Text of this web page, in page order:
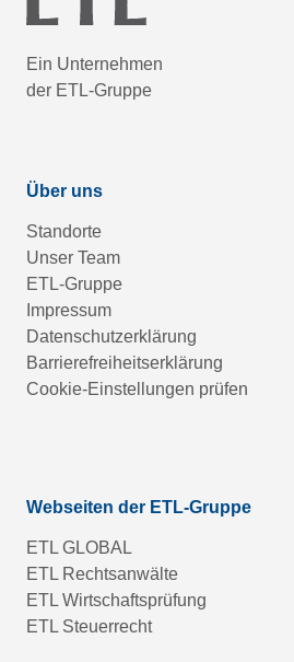
Ein Unternehmen
der ETL-Gruppe
Über uns
Standorte
Unser Team
ETL-Gruppe
Impressum
Datenschutzerklärung
Barrierefreiheitserklärung
Cookie-Einstellungen prüfen
Webseiten der ETL-Gruppe
ETL GLOBAL
ETL Rechtsanwälte
ETL Wirtschaftsprüfung
ETL Steuerrecht